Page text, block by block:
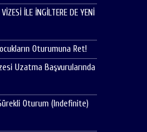
İLE İNGİLTERE DE YENİ
Oturumuna Ret!
Uzatma Başvurularında
Oturum (Indefinite)